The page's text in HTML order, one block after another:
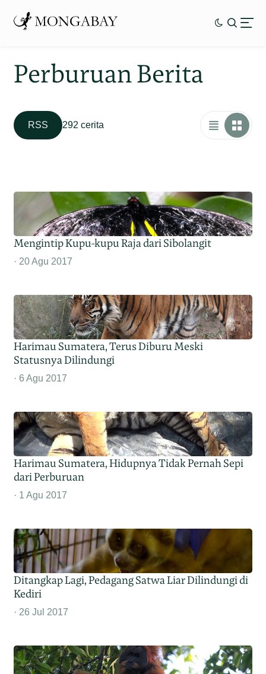
Perburuan Berita
RSS 292 cerita
Mengintip Kupu-kupu Raja dari Sibolangit
20 Agu 2017
Harimau Sumatera, Terus Diburu Meski
Statusnya Dilindungi
6 Agu 2017
Harimau Sumatera, Hidupnya Tidak Pernah Sepi
dari Perburuan
1 Agu 2017
Ditangkap Lagi, Pedagang Satwa Liar Dilindungi di
Kediri
26 Jul 2017